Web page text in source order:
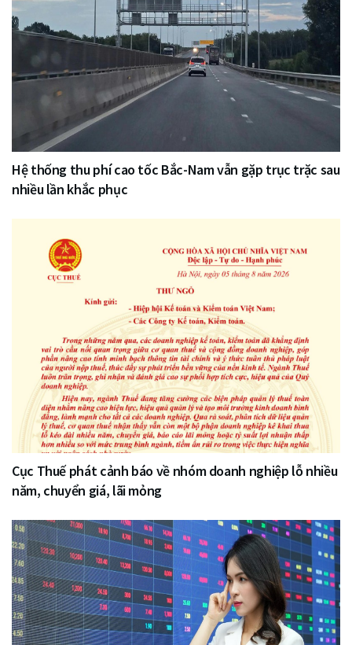
Hệ thống thu phí cao tốc Bắc-Nam vẫn gặp trục trặc sau
nhiều lần khắc phục
Cục Thuế phát cảnh báo về nhóm doanh nghiệp lỗ nhiều
năm, chuyển giá, lãi mỏng